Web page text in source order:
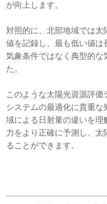
が向上します。
対照的に、北部地域では
値を記録し、最も低い値は
気象条件ではなく典型的な
た。
このような太陽光資源評
システムの最適化に貴重
域による日射量の違いを理
力をより正確に予測し、
ることができます。